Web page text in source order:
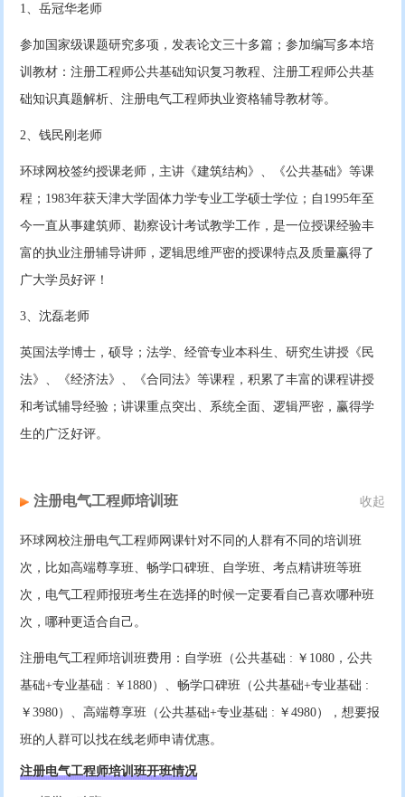
1、岳冠华老师
参加国家级课题研究多项，发表论文三十多篇；参加编写多本培
训教材：注册工程师公共基础知识复习教程、注册工程师公共基
础知识真题解析、注册电气工程师执业资格辅导教材等。
2、钱民刚老师
环球网校签约授课老师，主讲《建筑结构》、《公共基础》等课
程；1983年获天津大学固体力学专业工学硕士学位；自1995年至
今一直从事建筑师、勘察设计考试教学工作，是一位授课经验丰
富的执业注册辅导讲师，逻辑思维严密的授课特点及质量赢得了
广大学员好评！
3、沈磊老师
英国法学博士，硕导；法学、经管专业本科生、研究生讲授《民
法》、《经济法》、《合同法》等课程，积累了丰富的课程讲授
和考试辅导经验；讲课重点突出、系统全面、逻辑严密，赢得学
生的广泛好评。
注册电气工程师培训班 收起
环球网校注册电气工程师网课针对不同的人群有不同的培训班
次，比如高端尊享班、畅学口碑班、自学班、考点精讲班等班
次，电气工程师报班考生在选择的时候一定要看自己喜欢哪种班
次，哪种更适合自己。
注册电气工程师培训班费用：自学班（公共基础 : ￥1080，公共
基础+专业基础 : ￥1880）、畅学口碑班（公共基础+专业基础 :
￥3980）、高端尊享班（公共基础+专业基础 : ￥4980），想要报
班的人群可以找在线老师申请优惠。
注册电气工程师培训班开班情况